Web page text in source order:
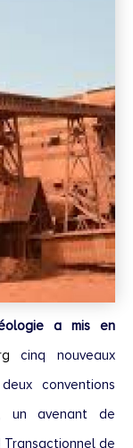
a mis en
cinq nouveaux
conventions
un avenant de
Transactionnel de